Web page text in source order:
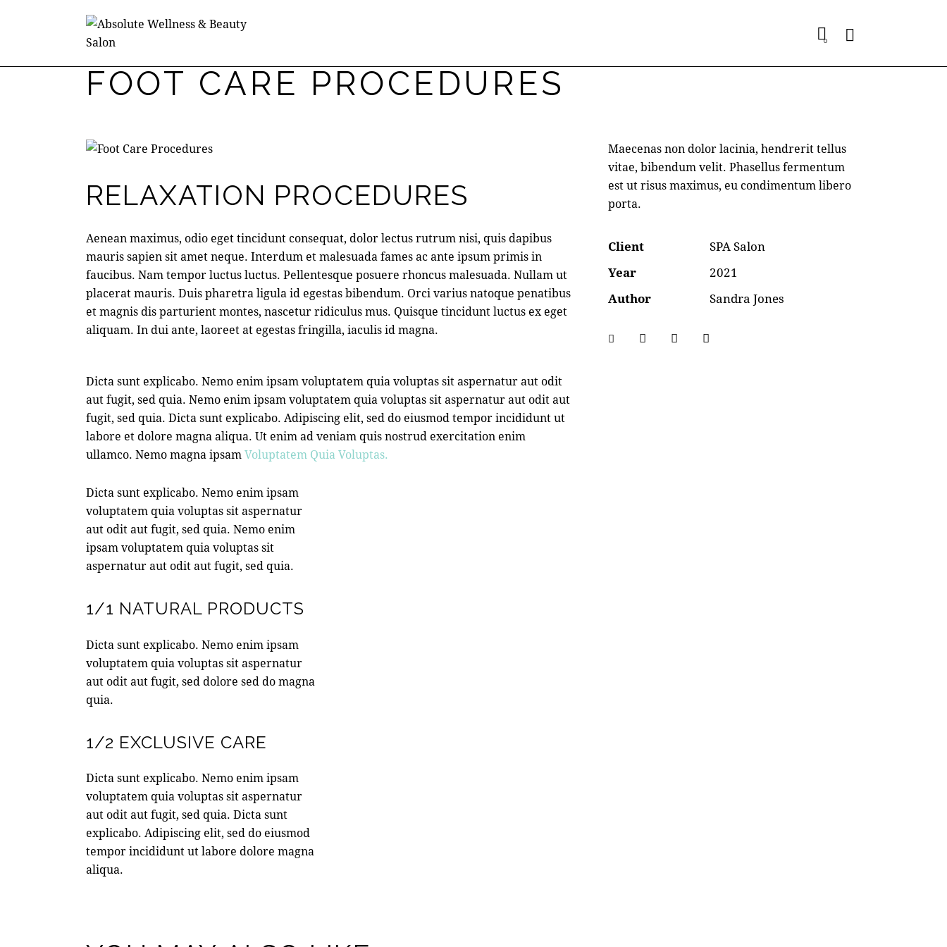
0
FOOT CARE PROCEDURES
RELAXATION PROCEDURES
Aenean maximus, odio eget tincidunt consequat, dolor lectus rutrum nisi, quis dapibus
mauris sapien sit amet neque. Interdum et malesuada fames ac ante ipsum primis in
faucibus. Nam tempor luctus luctus. Pellentesque posuere rhoncus malesuada. Nullam ut
placerat mauris. Duis pharetra ligula id egestas bibendum. Orci varius natoque penatibus
et magnis dis parturient montes, nascetur ridiculus mus. Quisque tincidunt luctus ex eget
aliquam. In dui ante, laoreet at egestas fringilla, iaculis id magna.
Dicta sunt explicabo. Nemo enim ipsam voluptatem quia voluptas sit aspernatur aut odit
aut fugit, sed quia. Nemo enim ipsam voluptatem quia voluptas sit aspernatur aut odit aut
fugit, sed quia. Dicta sunt explicabo. Adipiscing elit, sed do eiusmod tempor incididunt ut
labore et dolore magna aliqua. Ut enim ad veniam quis nostrud exercitation enim
ullamco. Nemo magna ipsamVoluptatem Quia Voluptas.
Dicta sunt explicabo. Nemo enim ipsam
voluptatem quia voluptas sit aspernatur
aut odit aut fugit, sed quia. Nemo enim
ipsam voluptatem quia voluptas sit
aspernatur aut odit aut fugit, sed quia.
1/1 NATURAL PRODUCTS
Dicta sunt explicabo. Nemo enim ipsam
voluptatem quia voluptas sit aspernatur
aut odit aut fugit, sed dolore sed do magna
quia.
1/2 EXCLUSIVE CARE
Dicta sunt explicabo. Nemo enim ipsam
voluptatem quia voluptas sit aspernatur
aut odit aut fugit, sed quia. Dicta sunt
explicabo. Adipiscing elit, sed do eiusmod
tempor incididunt ut labore dolore magna
aliqua.
Maecenas non dolor lacinia, hendrerit tellus
vitae, bibendum velit. Phasellus fermentum
est ut risus maximus, eu condimentum libero
porta.
Client
SPA Salon
Year
2021
Author
Sandra Jones